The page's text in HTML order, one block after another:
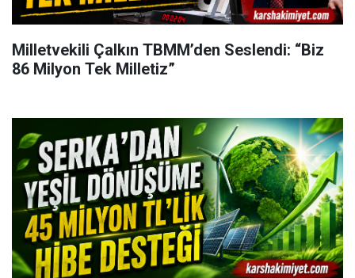
Milletvekili Çalkın TBMM’den Seslendi: “Biz
86 Milyon Tek Milletiz”